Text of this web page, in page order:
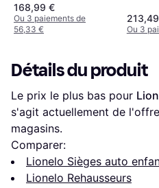
168,99 €
Ou 3 paiements de
56,33 €
Ou 3
Détails du produit
Le prix le plus bas pour
s'agit actuellement de
magasins.
Comparer:
Lionelo Sièges auto
Lionelo Rehausseurs